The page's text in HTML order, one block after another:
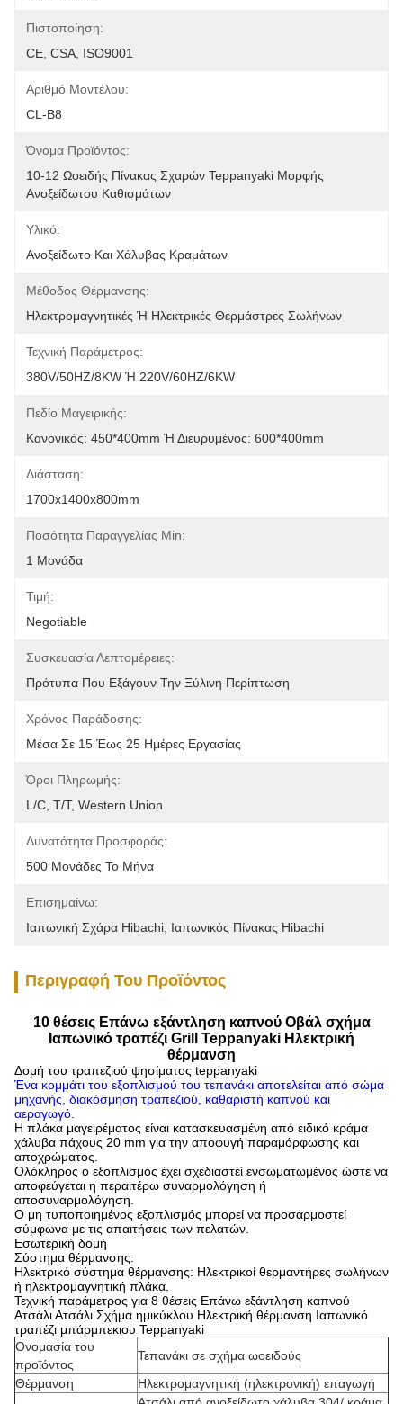
Πιστοποίηση:
CE, CSA, ISO9001
Αριθμό Μοντέλου:
CL-B8
Όνομα Προϊόντος:
10-12 Ωοειδής Πίνακας Σχαρών Teppanyaki Μορφής
Ανοξείδωτου Καθισμάτων
Υλικό:
Ανοξείδωτο Και Χάλυβας Κραμάτων
Μέθοδος Θέρμανσης:
Ηλεκτρομαγνητικές Ή Ηλεκτρικές Θερμάστρες Σωλήνων
Τεχνική Παράμετρος:
380V/50HZ/8KW Ή 220V/60HZ/6KW
Πεδίο Μαγειρικής:
Κανονικός: 450*400mm Ή Διευρυμένος: 600*400mm
Διάσταση:
1700x1400x800mm
Ποσότητα Παραγγελίας Min:
1 Μονάδα
Τιμή:
Negotiable
Συσκευασία Λεπτομέρειες:
Πρότυπα Που Εξάγουν Την Ξύλινη Περίπτωση
Χρόνος Παράδοσης:
Μέσα Σε 15 Έως 25 Ημέρες Εργασίας
Όροι Πληρωμής:
L/C, T/T, Western Union
Δυνατότητα Προσφοράς:
500 Μονάδες Το Μήνα
Επισημαίνω:
Ιαπωνική Σχάρα Hibachi Ιαπωνικός Πίνακας Hibachi
Περιγραφή Του Προϊόντος
10 θέσεις Επάνω εξάντληση καπνού Οβάλ σχήμα
Ιαπωνικό τραπέζι Grill Teppanyaki Ηλεκτρική
θέρμανση
Δομή του τραπεζιού ψησίματος teppanyaki
Ένα κομμάτι του εξοπλισμού του τεπανάκι αποτελείται από σώμα
μηχανής, διακόσμηση τραπεζιού, καθαριστή καπνού και
αεραγωγό.
Η πλάκα μαγειρέματος είναι κατασκευασμένη από ειδικό κράμα
χάλυβα πάχους 20 mm για την αποφυγή παραμόρφωσης και
αποχρώματος.
Ολόκληρος ο εξοπλισμός έχει σχεδιαστεί ενσωματωμένος ώστε να
αποφεύγεται η περαιτέρω συναρμολόγηση ή
αποσυναρμολόγηση.
Ο μη τυποποιημένος εξοπλισμός μπορεί να προσαρμοστεί
σύμφωνα με τις απαιτήσεις των πελατών.
Εσωτερική δομή
Σύστημα θέρμανσης:
Ηλεκτρικό σύστημα θέρμανσης: Ηλεκτρικοί θερμαντήρες σωλήνων
ή ηλεκτρομαγνητική πλάκα.
Τεχνική παράμετρος για 8 θέσεις Επάνω εξάντληση καπνού
Ατσάλι Ατσάλι Σχήμα ημικύκλου Ηλεκτρική θέρμανση Ιαπωνικό
τραπέζι μπάρμπεκιου Teppanyaki
Ονομασία του
προϊόντος
Τεπανάκι σε σχήμα ωοειδούς
Θέρμανση
Ηλεκτρομαγνητική (ηλεκτρονική) επαγωγή